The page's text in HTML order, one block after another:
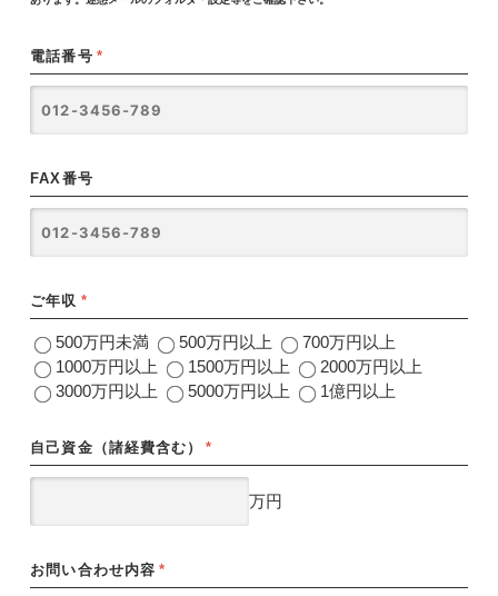
電話番号 *
FAX番号
ご年収 *
500万円未満 500万円以上
700万円以上
1000万円以上
1500万円以上
2000万円以上
3000万円以上
5000万円以上 1億円以上
自己資金（諸経費含む） *
万円
お問い合わせ内容 *